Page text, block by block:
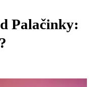
Palačinky: